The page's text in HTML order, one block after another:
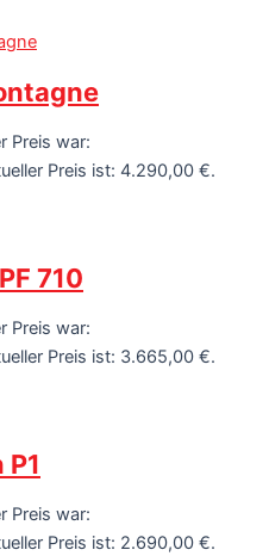
Preis war:
Preis ist: 4.290,00 €.
710
Preis war:
Preis ist: 3.665,00 €.
Preis war:
Preis ist: 2.690,00 €.